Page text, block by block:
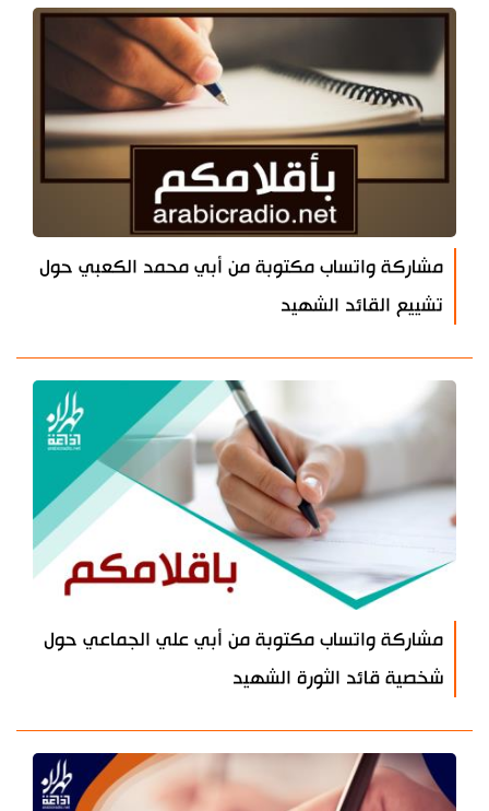
مشاركة واتساب مكتوبة من أبي محمد الكعبي حول
تشييع القائد الشهيد
مشاركة واتساب مكتوبة من أبي علي الجماعي حول
شخصية قائد الثورة الشهيد